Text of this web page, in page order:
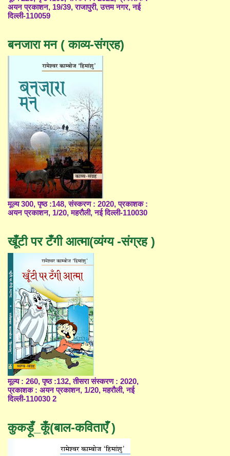
अयन प्रकाशन, 19/39, राजापुरी, उत्तम नगर, नई
दिल्ली-110059
बनजारा मन ( काव्य-संग्रह)
मूल्य 300, पृष्ठ :148, संस्करण : 2020, प्रकाशक :
अयन प्रकाशन, 1/20, महरौली, नई दिल्ली-110030
खूँटी पर टँगी आत्मा(व्यंग्य -संग्रह )
मूल्य : 260, पृष्ठ :132, तीसरा संस्करण : 2020,
प्रकाशक : अयन प्रकाशन, 1/20, महरौली, नई
दिल्ली-110030 2
कुकड़ूँ_कूँ(बाल-कविताएँ )